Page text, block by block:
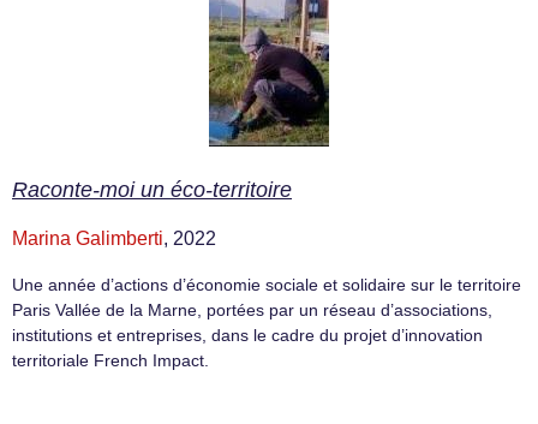
Raconte-moi un éco-territoire
Marina Galimberti, 2022
Une année d’actions d’économie sociale et solidaire sur le territoire
Paris Vallée de la Marne, portées par un réseau d’associations,
institutions et entreprises, dans le cadre du projet d’innovation
territoriale French Impact.